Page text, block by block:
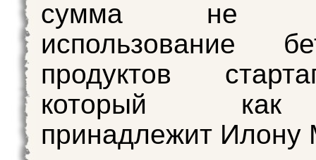
сумма не
использование
продуктов
который
принадлежит Илону